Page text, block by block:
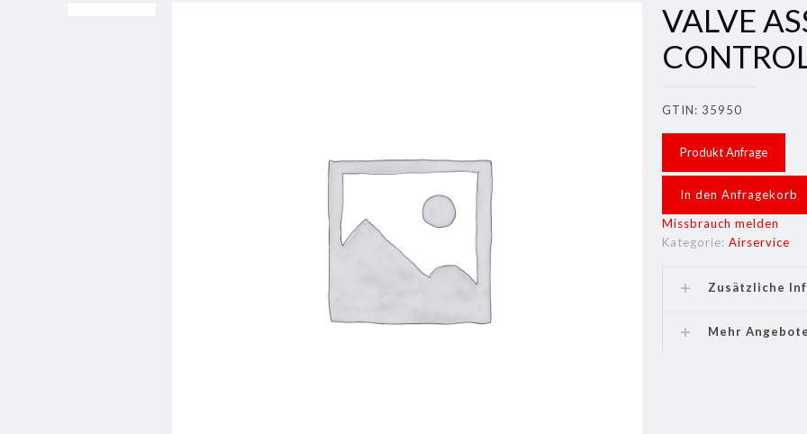
VALVE
GTIN: 35950
Produkt Anfrage
In den Anfragekorb
Missbrauch melden
Kategorie:Airservice
Zusätzliche
Mehr Angebote